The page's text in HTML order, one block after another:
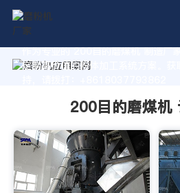
作为专业的 200目的磨煤机 制造厂
定制高价值的粉体加工系统方案。获
200目的磨煤机